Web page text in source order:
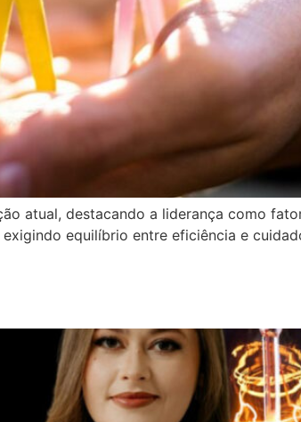
atual, destacando a liderança como
equilíbrio entre eficiência e